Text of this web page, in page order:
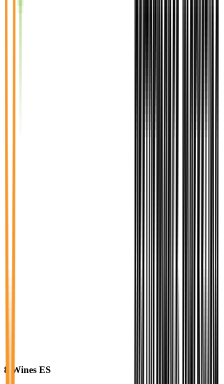
8 Wines ES